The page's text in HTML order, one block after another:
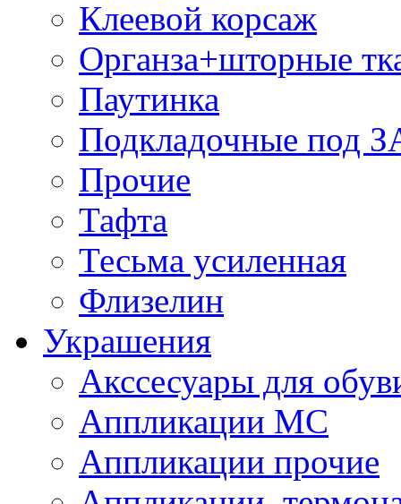
Клеевой корсаж
Органза+шторные
Паутинка
Подкладочные под
Прочие
Тафта
Тесьма усиленная
Флизелин
Украшения
Акссесуары для
Аппликации МС
Аппликации прочие